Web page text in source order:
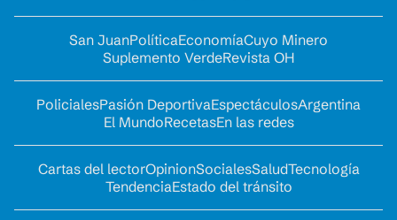
San JuanPolíticaEconomíaCuyo Minero
Suplemento VerdeRevista OH
PolicialesPasión DeportivaEspectáculosArgentina
El MundoRecetasEn las redes
Cartas del lectorOpinionSocialesSaludTecnología
TendenciaEstado del tránsito